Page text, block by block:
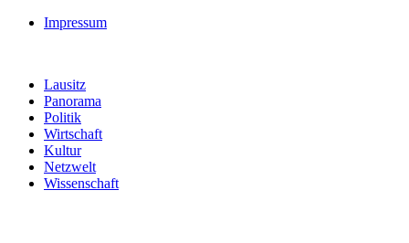
Impressum
Lausitz
Panorama
Politik
Wirtschaft
Kultur
Netzwelt
Wissenschaft